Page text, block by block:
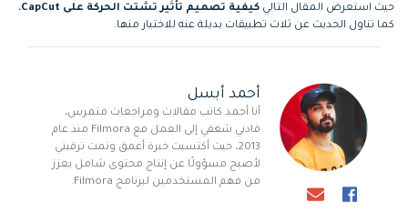
حيث استعرض المقال التالي كيفية تصميم تأثير تشتت الحركة على CapCut
،
كما تناول الحديث عن ثلاث تطبيقات بديلة عنه للاختيار منها.
أحمد أبسل
أنا أحمد كاتب مقالات ومراجعات متمرس،
قادني شغفي إلى العمل مع Filmora منذ عام
2013، حيث أكتسبت خبرة أعمق وتمت ترقيتي
لأصبح مسؤولًا عن إنتاج محتوى شامل يعزز
من فهم المستخدمين لبرنامج Filmora.